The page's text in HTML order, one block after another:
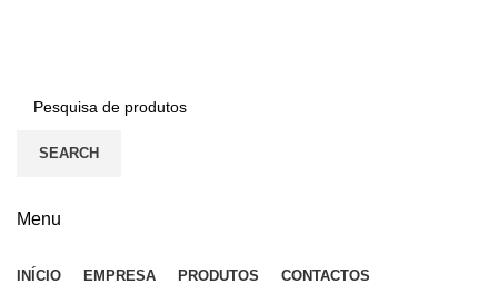
SEARCH
Menu
INÍCIO EMPRESA PRODUTOS
CONTACTOS